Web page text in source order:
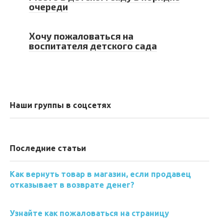
очереди
Хочу пожаловаться на
воспитателя детского сада
Наши группы в соцсетях
Последние статьи
Как вернуть товар в магазин, если продавец
отказывает в возврате денег?
Узнайте как пожаловаться на страницу